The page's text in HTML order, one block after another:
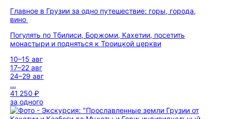
Главное в Грузии за одно путешествие: горы, города,
вино
Погулять по Тбилиси, Боржоми, Кахетии, посетить
монастыри и подняться к Троицкой церкви
10–15 авг
17–22 авг
24–29 авг
...
41 250 ₽
за одного